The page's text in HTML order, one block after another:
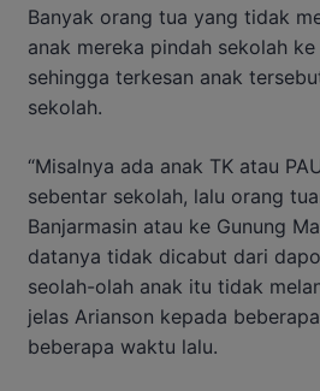
Banyak orang tua yang tidak
anak mereka pindah sekolah
sehingga terkesan anak
sekolah.
“Misalnya ada anak TK atau
sebentar sekolah, lalu orang
Banjarmasin atau ke Gunung
datanya tidak dicabut dari
seolah-olah anak itu tidak
jelas Arianson kepada
beberapa waktu lalu.